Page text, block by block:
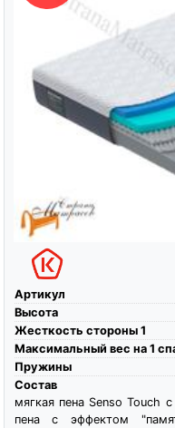
Артикул
Высота
Жесткость стороны 1
Максимальный вес на 1
Пружины
Состав
мягкая пена Senso Touch
пена c эффектом